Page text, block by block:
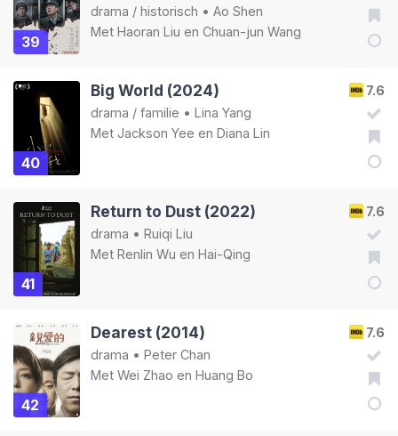
39
drama / historisch • Ao Shen
Met Haoran Liu en Chuan-jun Wang
40
7.6
Big World (2024)
drama / familie • Lina Yang
Met Jackson Yee en Diana Lin
41
7.6
Return to Dust (2022)
drama • Ruiqi Liu
Met Renlin Wu en Hai-Qing
42
7.6
Dearest (2014)
drama • Peter Chan
Met Wei Zhao en Huang Bo